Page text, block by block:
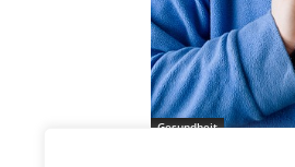
Gesundheit